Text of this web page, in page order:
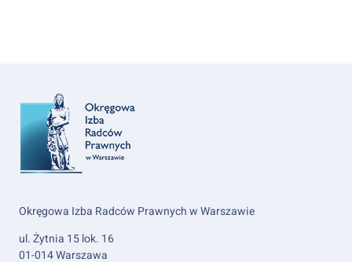
Okręgowa Izba Radców Prawnych w Warszawie
ul. Żytnia 15 lok. 16
01-014 Warszawa